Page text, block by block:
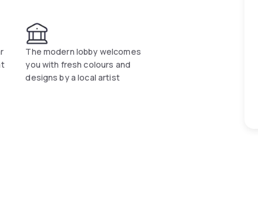
The modern lobby welcomes
you with fresh colours and
designs by a local artist